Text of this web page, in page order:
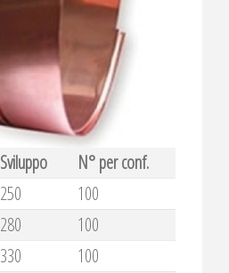
Sviluppo
N° per conf.
250
100
280
100
330 100